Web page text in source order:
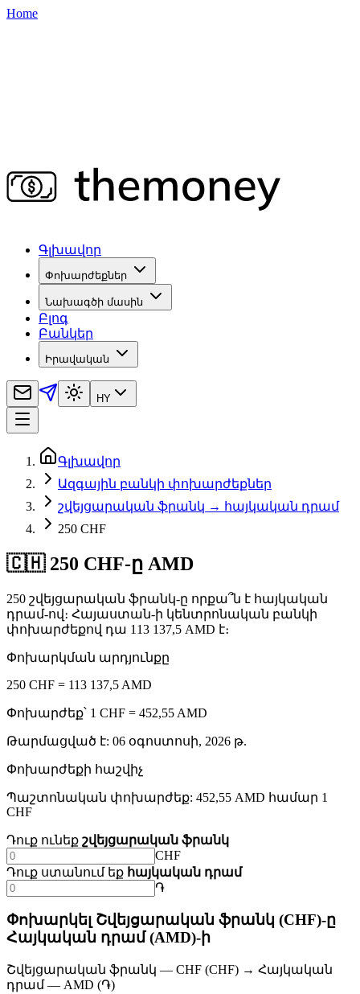
Home
Գլխավոր
Փոխարժեքներ
Նախագծի մասին
Բլոգ
Բանկեր
Իրավական
HY
Գլխավոր
Ազգային բանկի փոխարժեքներ
շվեյցարական ֆրանկ → հայկական դրամ
250 CHF
🇨🇭 250 CHF-ը AMD
250 շվեյցարական ֆրանկ-ը որքա՞ն է հայկական
դրամ-ով։ Հայաստան-ի կենտրոնական բանկի
փոխարժեքով դա 113 137,5 AMD է։
Փոխարկման արդյունքը
250 CHF = 113 137,5 AMD
Փոխարժեք՝ 1 CHF = 452,55 AMD
Թարմացված է: 06 օգոստոսի, 2026 թ.
Փոխարժեքի հաշվիչ
Պաշտոնական փոխարժեք: 452,55 AMD համար 1
CHF
Դուք ունեք շվեյցարական ֆրանկ
CHF
Դուք ստանում եք հայկական դրամ
֏
Փոխարկել Շվեյցարական ֆրանկ (CHF)-ը
Հայկական դրամ (AMD)-ի
Շվեյցարական ֆրանկ — CHF (CHF) → Հայկական
դրամ — AMD (֏)